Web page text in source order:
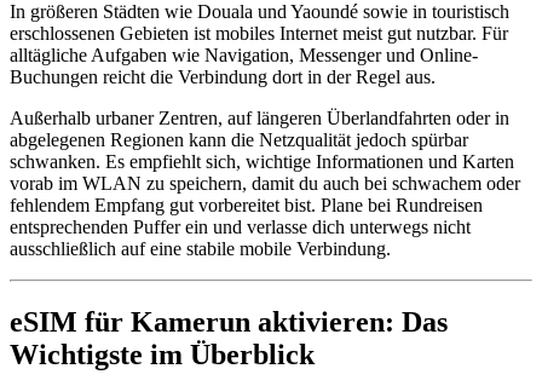
In größeren Städten wie Douala und Yaoundé sowie in touristisch
erschlossenen Gebieten ist mobiles Internet meist gut nutzbar. Für
alltägliche Aufgaben wie Navigation, Messenger und Online-
Buchungen reicht die Verbindung dort in der Regel aus.
Außerhalb urbaner Zentren, auf längeren Überlandfahrten oder in
abgelegenen Regionen kann die Netzqualität jedoch spürbar
schwanken. Es empfiehlt sich, wichtige Informationen und Karten
vorab im WLAN zu speichern, damit du auch bei schwachem oder
fehlendem Empfang gut vorbereitet bist. Plane bei Rundreisen
entsprechenden Puffer ein und verlasse dich unterwegs nicht
ausschließlich auf eine stabile mobile Verbindung.
eSIM für Kamerun aktivieren: Das
Wichtigste im Überblick